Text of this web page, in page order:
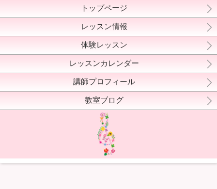
トップページ
レッスン情報
体験レッスン
レッスンカレンダー
講師プロフィール
教室ブログ